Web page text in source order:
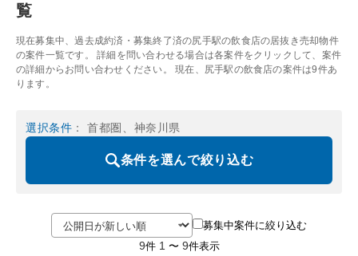
覧
現在募集中、過去成約済・募集終了済の尻手駅の飲食店の居抜き売却物件
の案件一覧です。 詳細を問い合わせる場合は各案件をクリックして、案件
の詳細からお問い合わせください。 現在、尻手駅の飲食店の案件は9件あ
ります。
選択条件 ： 首都圏、神奈川県
条件を選んで絞り込む
募集中案件に絞り込む
9件 1 〜 9件表示